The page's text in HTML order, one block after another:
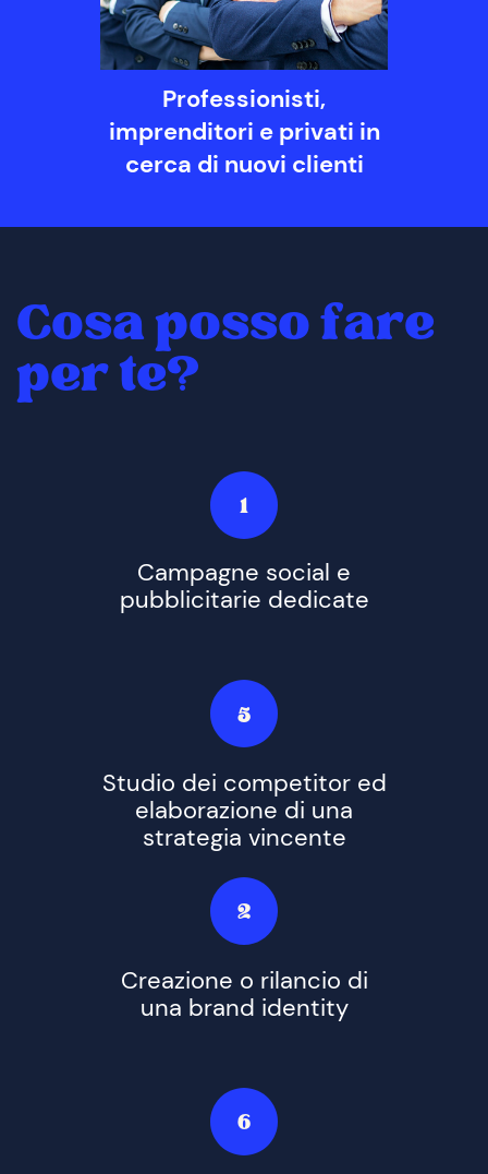
Professionisti,
imprenditori e privati in
cerca di nuovi clienti
Cosa posso fare
per te?
1
Campagne social e
pubblicitarie dedicate
5
Studio dei competitor ed
elaborazione di una
strategia vincente
2
Creazione o rilancio di
una brand identity
6